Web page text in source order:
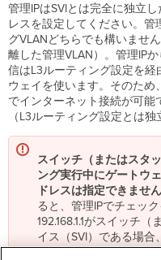
管理IPはSVIとは完全に独立
レスを設定してください。管
グVLANどちらでも構いませ
離した管理VLAN）。管理IP
信はL3ルーティング設定を
ウェイを使います。そのため
でインターネット接続が可
（L3ルーティング設定とは独
スイッチ（またはスタ
ング実行中にゲートウ
ドレスは指定できませ
ると、管理IPでチェッ
192.168.1.1がスイッチ
イス（SVI）である場合
LAN IP）のゲートウェ